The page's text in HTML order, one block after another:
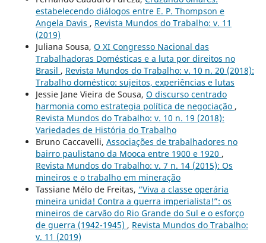
estabelecendo diálogos entre E. P. Thompson e
Angela Davis , Revista Mundos do Trabalho: v. 11
(2019)
Juliana Sousa, O XI Congresso Nacional das
Trabalhadoras Domésticas e a luta por direitos no
Brasil , Revista Mundos do Trabalho: v. 10 n. 20 (2018):
Trabalho doméstico: sujeitos, experiências e lutas
Jessie Jane Vieira de Sousa, O discurso centrado
harmonia como estrategia política de negociação ,
Revista Mundos do Trabalho: v. 10 n. 19 (2018):
Variedades de História do Trabalho
Bruno Caccavelli, Associações de trabalhadores no
bairro paulistano da Mooca entre 1900 e 1920 ,
Revista Mundos do Trabalho: v. 7 n. 14 (2015): Os
mineiros e o trabalho em mineração
Tassiane Mélo de Freitas, “Viva a classe operária
mineira unida! Contra a guerra imperialista!”: os
mineiros de carvão do Rio Grande do Sul e o esforço
de guerra (1942-1945) , Revista Mundos do Trabalho:
v. 11 (2019)